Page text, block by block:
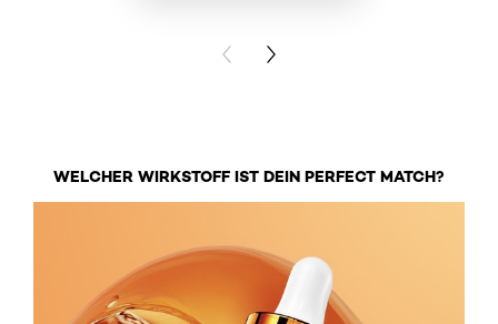
PREVIOUS CARD
NEXT CARD
WELCHER WIRKSTOFF IST DEIN PERFECT MATCH?